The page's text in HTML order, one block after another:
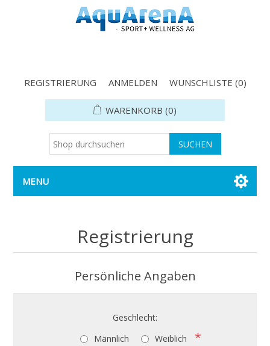
REGISTRIERUNG ANMELDEN WUNSCHLISTE (0)
WARENKORB (0)
MENU
Registrierung
Persönliche Angaben
Geschlecht:
Männlich
Weiblich
*